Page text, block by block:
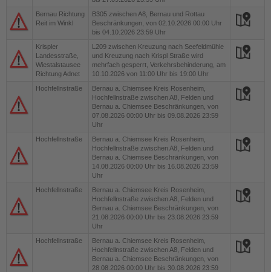
Bernau Richtung
Reit im Winkl
B305 zwischen A8, Bernau und Rottau
Beschränkungen, von 02.10.2026 00:00 Uhr
bis 04.10.2026 23:59 Uhr
Krispler
Landesstraße,
Wiestalstausee
Richtung Adnet
L209 zwischen Kreuzung nach Seefeldmühle
und Kreuzung nach Krispl Straße wird
mehrfach gesperrt, Verkehrsbehinderung, am
10.10.2026 von 11:00 Uhr bis 19:00 Uhr
Hochfellnstraße
Bernau a. Chiemsee Kreis Rosenheim,
Hochfellnstraße zwischen A8, Felden und
Bernau a. Chiemsee Beschränkungen, von
07.08.2026 00:00 Uhr bis 09.08.2026 23:59
Uhr
Hochfellnstraße
Bernau a. Chiemsee Kreis Rosenheim,
Hochfellnstraße zwischen A8, Felden und
Bernau a. Chiemsee Beschränkungen, von
14.08.2026 00:00 Uhr bis 16.08.2026 23:59
Uhr
Hochfellnstraße
Bernau a. Chiemsee Kreis Rosenheim,
Hochfellnstraße zwischen A8, Felden und
Bernau a. Chiemsee Beschränkungen, von
21.08.2026 00:00 Uhr bis 23.08.2026 23:59
Uhr
Hochfellnstraße
Bernau a. Chiemsee Kreis Rosenheim,
Hochfellnstraße zwischen A8, Felden und
Bernau a. Chiemsee Beschränkungen, von
28.08.2026 00:00 Uhr bis 30.08.2026 23:59